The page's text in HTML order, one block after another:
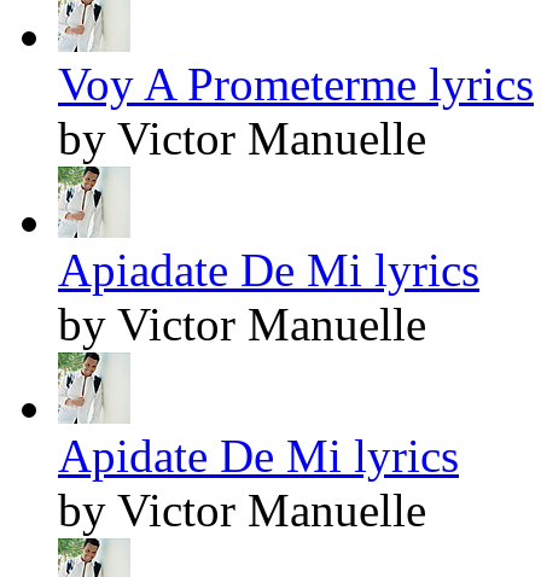
Voy A Prometerme lyrics
by Victor Manuelle
Apiadate De Mi lyrics
by Victor Manuelle
Apidate De Mi lyrics
by Victor Manuelle